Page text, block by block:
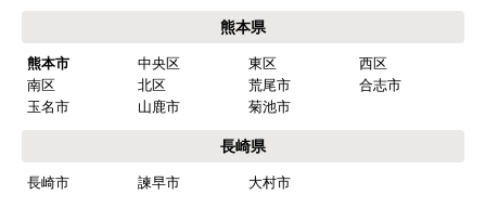
【注文からどのくらいで届きましたか？】
忘れました
【その他感想・コメント】
工事は土曜日に申し込んだが、
たので、仕事を1日休まなければならなかった。
熊本県
熊本市 中央区 東区
西区
南区
北区 荒尾市
合志市
玉名市
山鹿市 菊池市
長崎県
長崎市 諫早市 大村市